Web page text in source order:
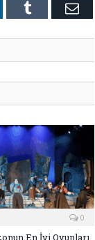
Tumblr E-
0
En İyi Oyunları